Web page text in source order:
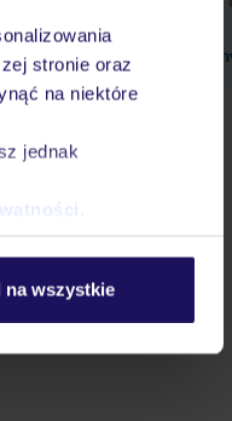
stronie oraz
na niektóre
jednak
na wszystkie
Zobacz inne